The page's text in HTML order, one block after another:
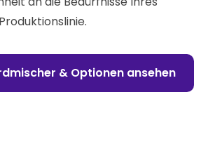
& Optionen ansehen